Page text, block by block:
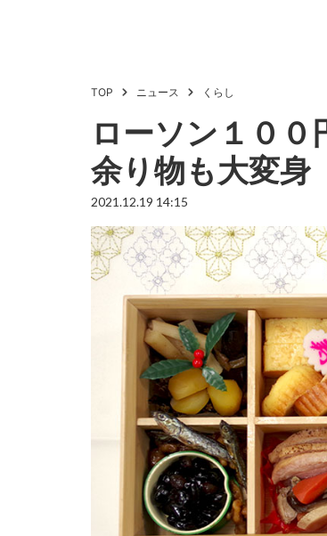
TOP ニュース くらし
ローソン１００
余り物も大変身
2021.12.19 14:15